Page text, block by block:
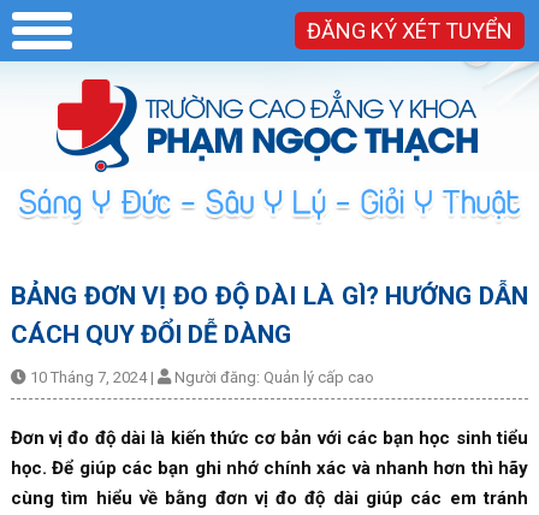
ĐĂNG KÝ XÉT TUYỂN
BẢNG ĐƠN VỊ ĐO ĐỘ DÀI LÀ GÌ? HƯỚNG DẪN
CÁCH QUY ĐỔI DỄ DÀNG
10 Tháng 7, 2024 | Người đăng: Quản lý cấp cao
Đơn vị đo độ dài là kiến thức cơ bản với các bạn học sinh tiểu
học. Để giúp các bạn ghi nhớ chính xác và nhanh hơn thì hãy
cùng tìm hiểu về bằng đơn vị đo độ dài giúp các em tránh